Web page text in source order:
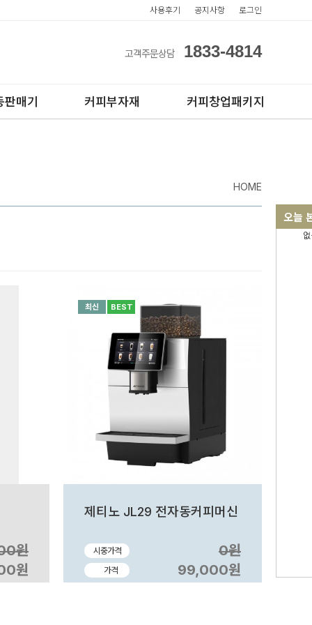
사용후기 공지사항 로그인
고객주문상담 1833-4814
매기 커피부자재 커피창업패키지
오늘
HOME
원
원
제티노 JL29 전자동커피머신
시중가격 0원
가격 99,000원
최신 BEST